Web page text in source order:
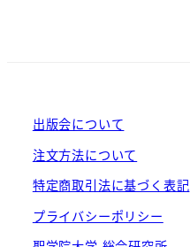
出版会について
注文方法について
特定商取引法に基づく表記
プライバシーポリシー